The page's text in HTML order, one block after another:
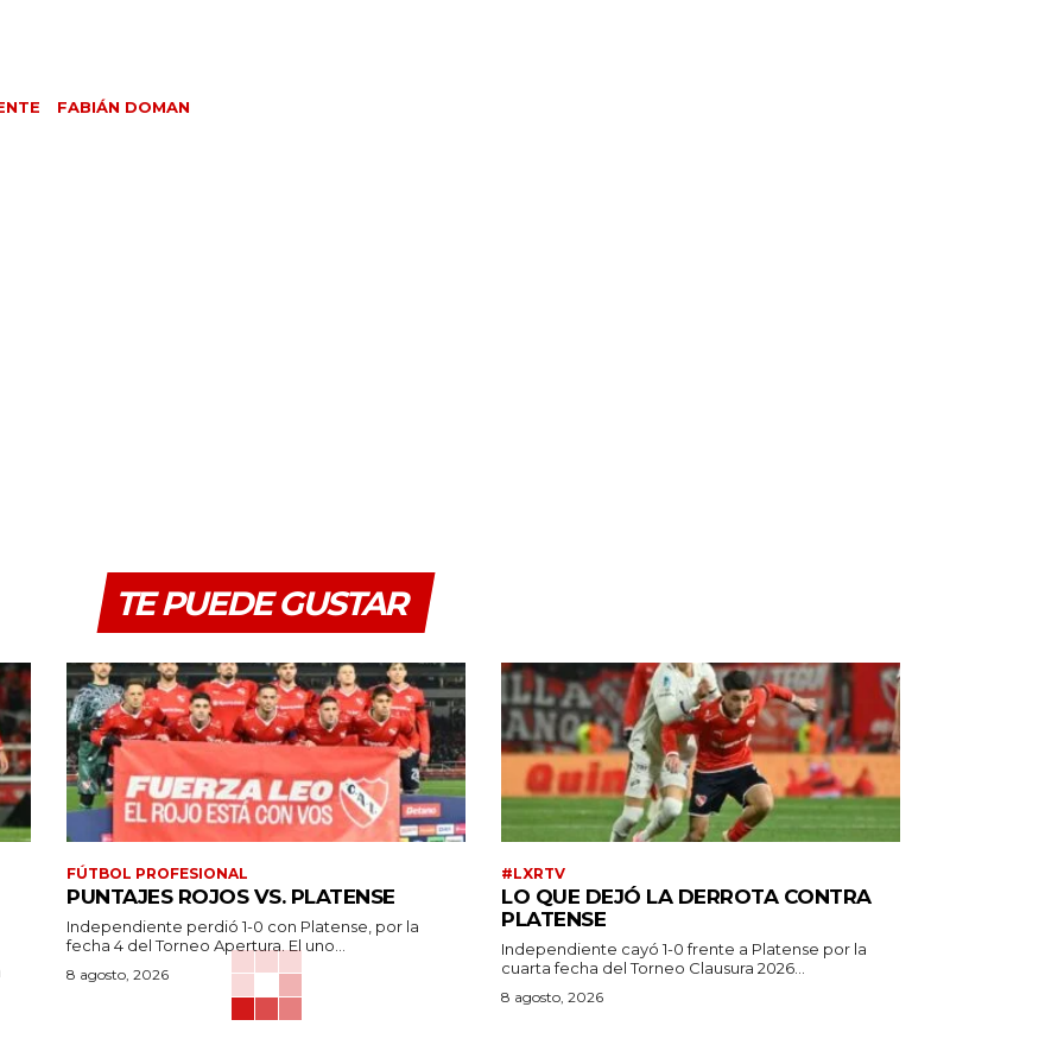
FABIÁN DOMAN
TE PUEDE GUSTAR
FÚTBOL PROFESIONAL
PUNTAJES ROJOS VS. PLATENSE
Independiente perdió 1-0 con Platense, por la
fecha 4 del Torneo Apertura. El uno...
8 agosto, 2026
#LXRTV
LO QUE DEJÓ LA DERROTA CONTRA
PLATENSE
Independiente cayó 1-0 frente a Platense por la
cuarta fecha del Torneo Clausura 2026...
8 agosto, 2026